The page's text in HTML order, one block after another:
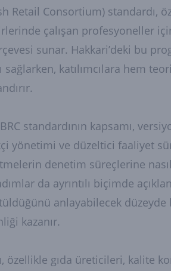
Retail Consortium) standardı,
çalışan profesyoneller
sunar. Hakkari’deki bu
katılımcılara hem
standardının kapsamı,
yönetimi ve düzeltici faaliyet
denetim süreçlerine
da ayrıntılı biçimde
anlayabilecek
kazanır.
özellikle gıda üreticileri, kalite